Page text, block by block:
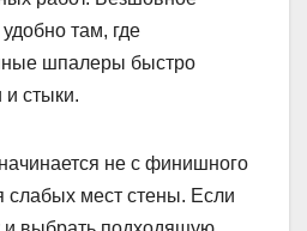
там, где
шпалеры быстро
стыки.
не с финишного
слабых мест стены. Если